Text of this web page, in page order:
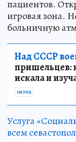
пациентов.
игровая зона.
больничную
Над СССР
пришельцев:
искала и
НАУКА
Услуга
всем